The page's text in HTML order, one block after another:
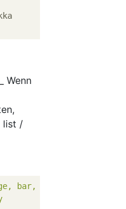
Wenn
list /
bar, fuga]